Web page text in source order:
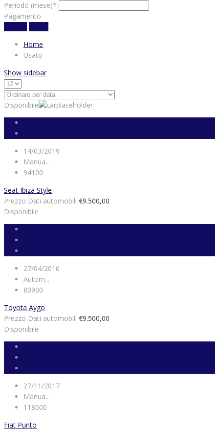
Periodo (mese)*
Pagamento
Home
Usato
Show sidebar
Disponibile
14/03/2019
Manua...
94100
Seat Ibiza Style
Prezzo Dati automobili €9.500,00
Disponibile
27/04/2016
Autom...
80900
Toyota Aygo
Prezzo Dati automobili €9.500,00
Disponibile
27/11/2017
Manua...
118000
Fiat Punto